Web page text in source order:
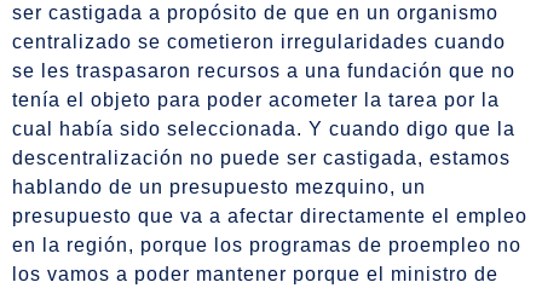
ser castigada a propósito de que en un organismo
centralizado se cometieron irregularidades cuando
se les traspasaron recursos a una fundación que no
tenía el objeto para poder acometer la tarea por la
cual había sido seleccionada. Y cuando digo que la
descentralización no puede ser castigada, estamos
hablando de un presupuesto mezquino, un
presupuesto que va a afectar directamente el empleo
en la región, porque los programas de proempleo no
los vamos a poder mantener porque el ministro de